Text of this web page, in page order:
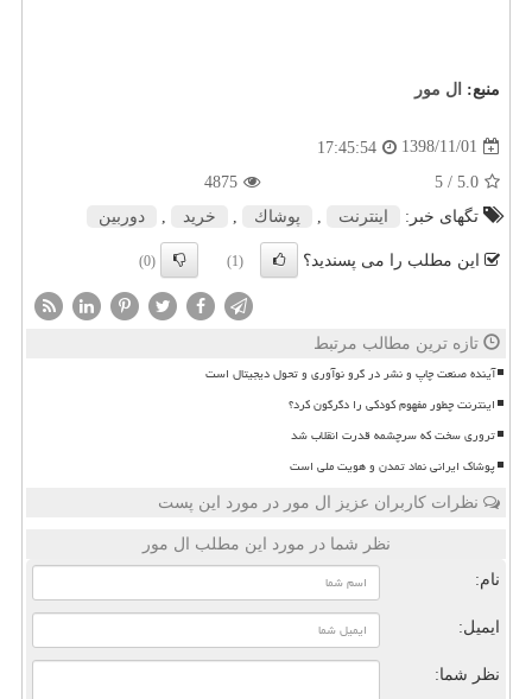
منبع: ال مور
1398/11/01
17:45:54
5.0
/ 5
4875
تگهای خبر:
اینترنت , پوشاك , خرید , دوربین
این مطلب را می پسندید؟ (1)
(0)
تازه ترین مطالب مرتبط
آینده صنعت چاپ و نشر در گرو نوآوری و تحول دیجیتال است
اینترنت چطور مفهوم کودکی را دگرگون کرد؟
تروری سخت که سرچشمه قدرت انقلاب شد
پوشاک ایرانی نماد تمدن و هویت ملی است
نظرات کاربران عزیز ال مور در مورد این پست
نظر شما در مورد این مطلب ال مور
نام:
ایمیل:
نظر شما: